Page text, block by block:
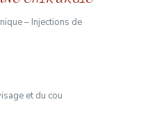
– Injections de
et du cou